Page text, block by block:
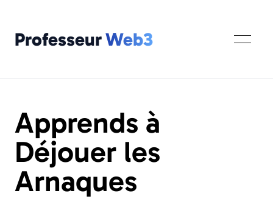
ProfesseurWeb3
Apprends à
Déjouer les
Arnaques